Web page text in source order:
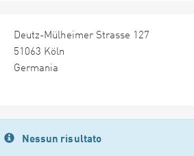
Deutz-Mülheimer Strasse 127
51063 Köln
Germania
Nessun risultato